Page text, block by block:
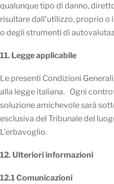
qualunque tipo di danno,
risultare dall’utilizzo, proprio
o degli strumenti di
11. Legge applicabile
Le presenti Condizioni
alla legge italiana. Ogni
soluzione amichevole sarà
esclusiva del Tribunale del
L’erbavoglio.
12. Ulteriori informazioni
12.1 Comunicazioni